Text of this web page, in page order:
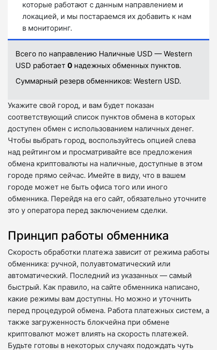
которые работают с данным направлением и
локацией, и мы постараемся их добавить к нам
в мониторинг.
Всего по направлению Наличные USD — Western
USD работает 0 надежных обменных пунктов.
Суммарный резерв обменников: Western USD.
Укажите свой город, и вам будет показан
соответствующий список пунктов обмена в которых
доступен обмен с использованием наличных денег.
Чтобы выбрать город, воспользуйтесь опцией слева
над рейтингом и просматривайте все предложения
обмена криптовалюты на наличные, доступные в этом
городе прямо сейчас. Имейте в виду, что в вашем
городе может не быть офиса того или иного
обменника. Перейдя на его сайт, обязательно уточните
это у оператора перед заключением сделки.
Принцип работы обменника
Скорость обработки платежа зависит от режима работы
обменника: ручной, полуавтоматический или
автоматический. Последний из указанных — самый
быстрый. Как правило, на сайте обменника написано,
какие режимы вам доступны. Но можно и уточнить
перед процедурой обмена. Работа платежных систем, а
также загруженность блокчейна при обмене
криптовалют может влиять на скорость платежей.
Будьте готовы в некоторых случаях подождать чуть